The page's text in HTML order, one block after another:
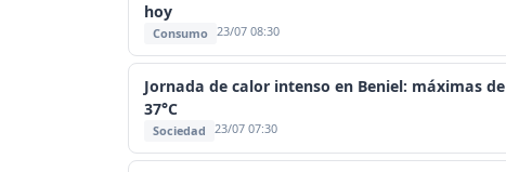
hoy
Consumo 23/07 08:30
Jornada de calor intenso en Beniel: máximas de
37°C
Sociedad 23/07 07:30